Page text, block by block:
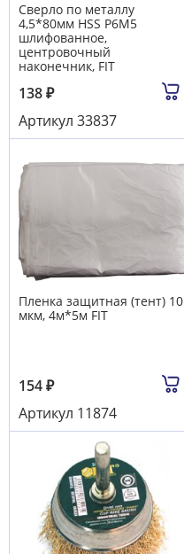
Сверло по металлу
4,5*80мм HSS Р6М5
шлифованное,
центровочный
наконечник, FIT
138₽
Артикул 33837
Пленка защитная (тент) 10
мкм, 4м*5м FIT
154₽
Артикул 11874